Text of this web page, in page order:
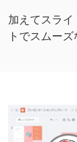
加えてスラ
トでスムー